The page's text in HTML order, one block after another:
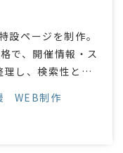
設ページを制作。
で、開催情報・ス
し、検索性とシ
WEB制作